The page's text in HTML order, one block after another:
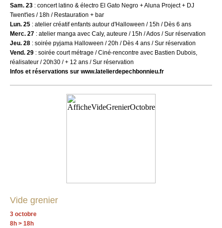
Sam. 23 : concert latino & électro El Gato Negro + Aluna Project + DJ
Twent'ies / 18h / Restauration + bar
Lun. 25 : atelier créatif enfants autour d'Halloween / 15h / Dès 6 ans
Merc. 27 : atelier manga avec Caly, auteure / 15h / Ados / Sur réservation
Jeu. 28 : soirée pyjama Halloween / 20h / Dès 4 ans / Sur réservation
Vend. 29 : soirée court métrage / Ciné-rencontre avec Bastien Dubois,
réalisateur / 20h30 / + 12 ans / Sur réservation
Infos et réservations sur www.latelierdepechbonnieu.fr
Vide grenier
3 octobre
8h > 18h